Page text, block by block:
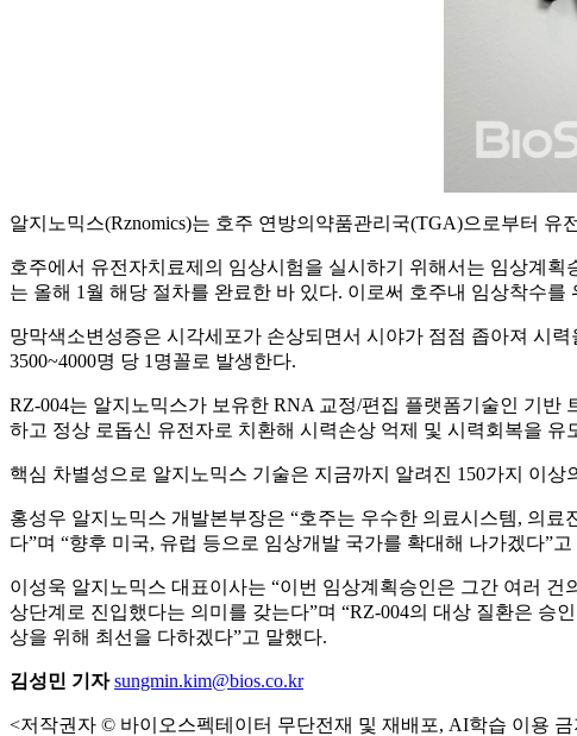
알지노믹스(Rznomics)는 호주 연방의약품관리국(TGA)으로부터
호주에서 유전자치료제의 임상시험을 실시하기 위해서는 임상계획
는 올해 1월 해당 절차를 완료한 바 있다. 이로써 호주내 임상착수
망막색소변성증은 시각세포가 손상되면서 시야가 점점 좁아져 시
3500~4000명 당 1명꼴로 발생한다.
RZ-004는 알지노믹스가 보유한 RNA 교정/편집 플랫폼기술인 기반
하고 정상 로돕신 유전자로 치환해 시력손상 억제 및 시력회복을 유
핵심 차별성으로 알지노믹스 기술은 지금까지 알려진 150가지 이
홍성우 알지노믹스 개발본부장은 “호주는 우수한 의료시스템, 의
다”며 “향후 미국, 유럽 등으로 임상개발 국가를 확대해 나가겠다”고
이성욱 알지노믹스 대표이사는 “이번 임상계획승인은 그간 여러
상단계로 진입했다는 의미를 갖는다”며 “RZ-004의 대상 질환은
상을 위해 최선을 다하겠다”고 말했다.
김성민 기자 sungmin.kim@bios.co.kr
<저작권자 © 바이오스펙테이터 무단전재 및 재배포, AI학습 이용 금